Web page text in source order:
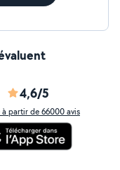
4,6/5
à partir de 66000 avis